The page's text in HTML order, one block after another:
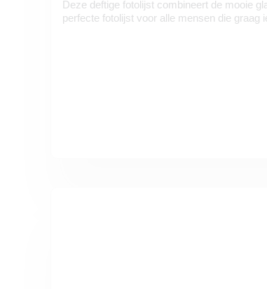
Deze deftige fotolijst combineert de mooie
perfecte fotolijst voor alle mensen die graag